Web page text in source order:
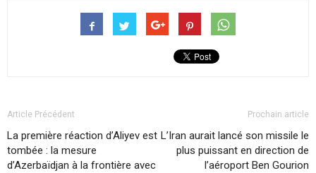
Article Précédent
La première réaction d’Aliyev est
tombée : la mesure
d’Azerbaïdjan à la frontière avec
Prochain article
L’Iran aurait lancé son missile le
plus puissant en direction de
l’aéroport Ben Gourion